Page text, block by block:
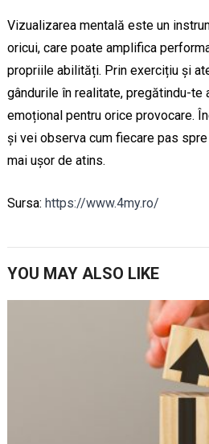
Vizualizarea mentală este un
oricui, care poate amplifica
propriile abilități. Prin exercițiu și
gândurile în realitate, pregătindu-te
emoțional pentru orice provocare.
și vei observa cum fiecare pas
mai ușor de atins.
Sursa: https://www.4my.ro/
YOU MAY ALSO LIKE